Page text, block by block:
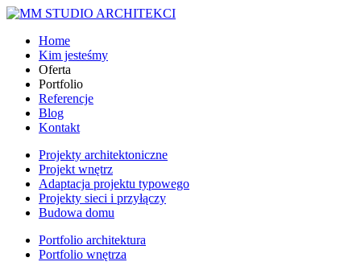
Home
Kim jesteśmy
Oferta
Portfolio
Referencje
Blog
Kontakt
Projekty architektoniczne
Projekt wnętrz
Adaptacja projektu typowego
Projekty sieci i przyłączy
Budowa domu
Portfolio architektura
Portfolio wnętrza